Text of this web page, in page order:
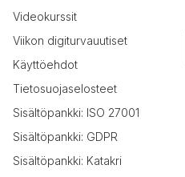
Videokurssit
Viikon digiturvauutiset
Käyttöehdot
Tietosuojaselosteet
Sisältöpankki: ISO 27001
Sisältöpankki: GDPR
Sisältöpankki: Katakri